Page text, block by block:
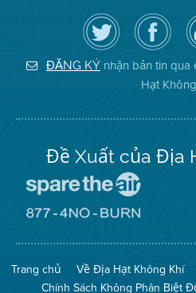
Hãy
theo
dõi
Địa
Hạt
Không
Truy
cập
Trang
Facebook
của
Địa
Hạt
ĐĂNG KÝ nhận bản tin
Hạt
Đề Xuất của Địa
The
(Bảo
No
Trang chủ Về Địa Hạt Không Khí
Chính Sách Không Phân Biệt